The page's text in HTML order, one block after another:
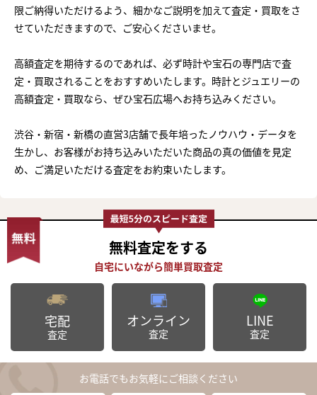
限ご納得いただけるよう、細かなご説明を加えて査定・買取をさ
せていただきますので、ご安心くださいませ。
高額査定を期待するのであれば、必ず時計や宝石の専門店で査
定・買取されることをおすすめいたします。時計とジュエリーの
高額査定・買取なら、ぜひ宝石広場へお持ち込みください。
渋谷・新宿・新橋の直営3店舗で長年培ったノウハウ・データを
生かし、お客様がお持ち込みいただいた商品の真の価値を見定
め、ご満足いただける査定をお約束いたします。
無料査定をする
宅配
査定
オンライン
査定
LINE
査定
お電話でもお気軽にご相談ください